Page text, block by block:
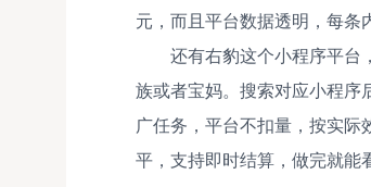
元，而且平台数据透明，每条
还有右豹这个小程序平台
族或者宝妈。搜索对应小程序
广任务，平台不扣量，按实
平，支持即时结算，做完就能